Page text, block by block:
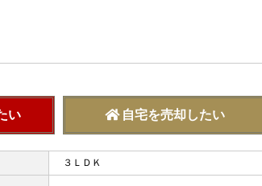
い 自宅を売却したい
３ＬＤＫ